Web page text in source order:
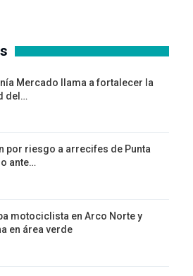
Mercado llama a fortalecer la
del…
por riesgo a arrecifes de Punta
ante…
motociclista en Arco Norte y
en área verde